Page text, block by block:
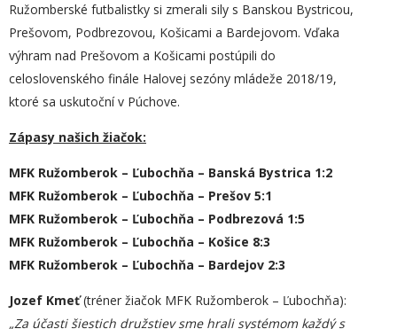
Ružomberské futbalistky si zmerali sily s Banskou Bystricou,
Prešovom, Podbrezovou, Košicami a Bardejovom. Vďaka
výhram nad Prešovom a Košicami postúpili do
celoslovenského finále Halovej sezóny mládeže 2018/19,
ktoré sa uskutoční v Púchove.
Zápasy našich žiačok:
MFK Ružomberok – Ľubochňa – Banská Bystrica 1:2
MFK Ružomberok – Ľubochňa – Prešov 5:1
MFK Ružomberok – Ľubochňa – Podbrezová 1:5
MFK Ružomberok – Ľubochňa – Košice 8:3
MFK Ružomberok – Ľubochňa – Bardejov 2:3
Jozef Kmeť(tréner žiačok MFK Ružomberok – Ľubochňa):
„Za účasti šiestich družstiev sme hrali systémom každý s